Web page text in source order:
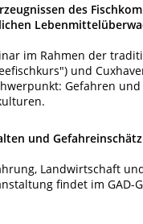
des
im Rahmen der
und
Gefahren
und
Landwirtschaft
findet im GAD-